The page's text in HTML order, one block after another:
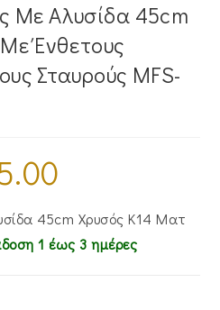
Με Αλυσίδα 45cm
Ένθετους
Σταυρούς MFS-
€1,215.00.
45cm Χρυσός Κ14 Ματ
1 έως 3 ημέρες